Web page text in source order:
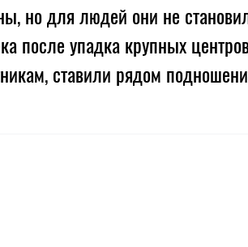
но для людей они не
после упадка крупных
ставили рядом